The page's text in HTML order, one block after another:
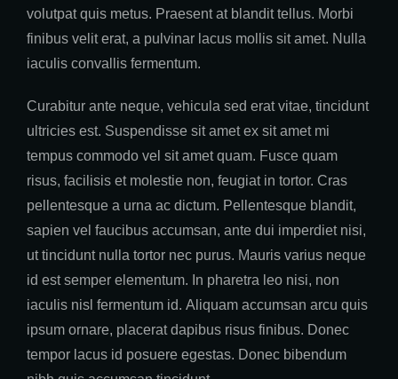
volutpat quis metus. Praesent at blandit tellus. Morbi
finibus velit erat, a pulvinar lacus mollis sit amet. Nulla
iaculis convallis fermentum.
Curabitur ante neque, vehicula sed erat vitae, tincidunt
ultricies est. Suspendisse sit amet ex sit amet mi
tempus commodo vel sit amet quam. Fusce quam
risus, facilisis et molestie non, feugiat in tortor. Cras
pellentesque a urna ac dictum. Pellentesque blandit,
sapien vel faucibus accumsan, ante dui imperdiet nisi,
ut tincidunt nulla tortor nec purus. Mauris varius neque
id est semper elementum. In pharetra leo nisi, non
iaculis nisl fermentum id. Aliquam accumsan arcu quis
ipsum ornare, placerat dapibus risus finibus. Donec
tempor lacus id posuere egestas. Donec bibendum